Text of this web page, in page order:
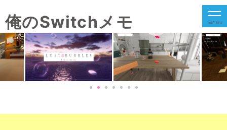
俺のSwitchメモ MENU